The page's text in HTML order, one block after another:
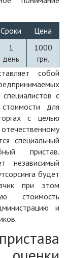
Сроки Цена
1
день
1000
грн.
собой
с
для
с целью
специальный
пристав.
независимый
будет
при этом
стоимость
и